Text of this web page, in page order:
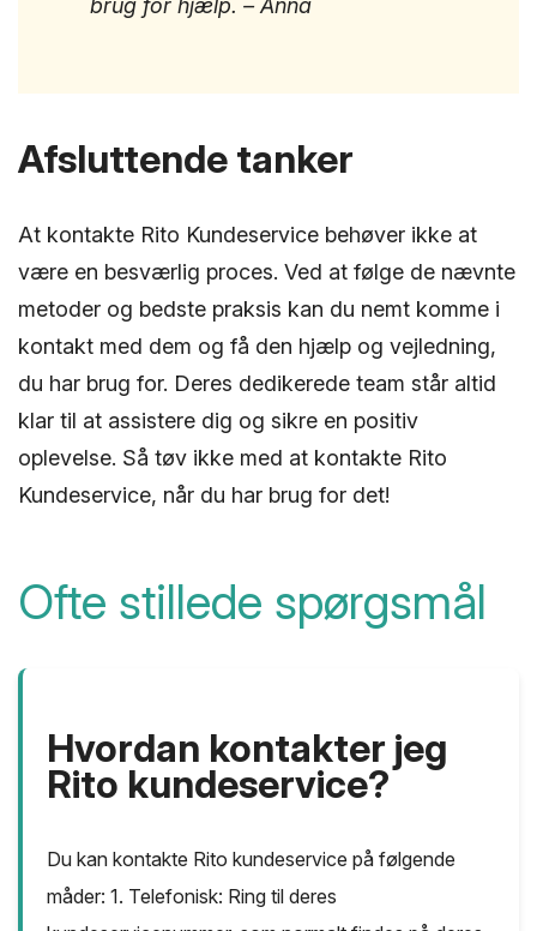
Afsluttende tanker
At kontakte Rito Kundeservice behøver ikke at
være en besværlig proces. Ved at følge de nævnte
metoder og bedste praksis kan du nemt komme i
kontakt med dem og få den hjælp og vejledning,
du har brug for. Deres dedikerede team står altid
klar til at assistere dig og sikre en positiv
oplevelse. Så tøv ikke med at kontakte Rito
Kundeservice, når du har brug for det!
Ofte stillede spørgsmål
Hvordan kontakter jeg
Rito kundeservice?
Du kan kontakte Rito kundeservice på følgende
måder: 1. Telefonisk: Ring til deres